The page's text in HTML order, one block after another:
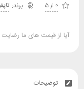
0 از 5
آیا از قیمت های ما رضایت
توضیحات